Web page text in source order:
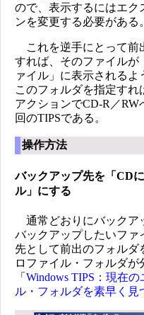
ので、表示するにはエク
ンを変更する必要がある。
これを逆手にとって前
すれば、そのファイルが
ァイル」に表示される
このフォルダを指定すれ
アクションでCD-R／
回のTIPSである。
操作方法
バックアップ先を「CD
ル」にする
通常どおりにバックア
バックアップしたいファ
先として前出のフォル
ロファイル・フォルダ
「 Windows TIPS：現在
ル・フォルダを素早く見